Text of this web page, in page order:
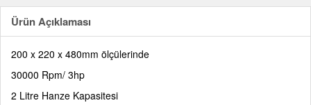
Ürün Açıklaması
200 x 220 x 480mm ölçülerinde
30000 Rpm/ 3hp
2 Litre Hanze Kapasitesi